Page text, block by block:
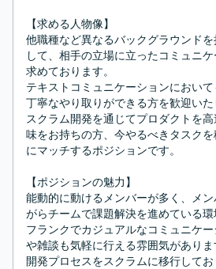
【求める人物像】
他職種など異なるバックグラウンド
して、相手の立場に立ったコミュニ
求めております。
テキストコミュニケーションにおい
丁寧なやり取りができる方を歓迎いた
スクラム開発を通じてプロダクトを
味をお持ちの方、今やるべきタスク
にマッチするポジションです。
【ポジションの魅力】
能動的に動けるメンバーが多く、メ
がらチームで課題解決を進めている環
フランクでカジュアルなコミュニケ
や雑談も気軽に行える雰囲気がありま
開発プロセスをスクラムに移行して